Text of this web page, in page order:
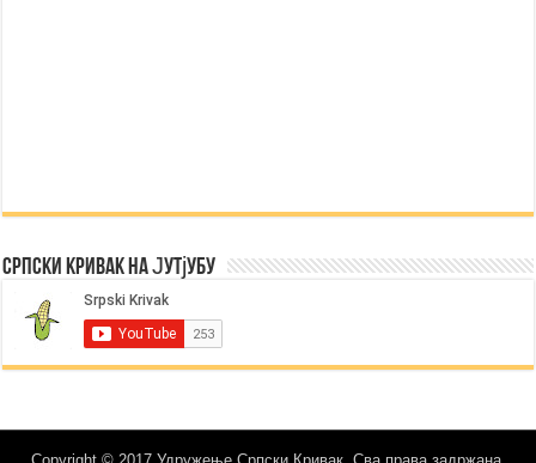
Српски Кривак на Јутјубу
Copyright © 2017 Удружење Српски Кривак. Сва права задржана.